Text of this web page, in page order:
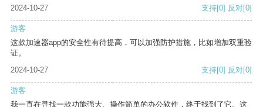
2024-10-27
支持[0] 反对[0]
游客
这款加速器app的安全性有待提高，可以加强防护措施，比如增加双重验
证。
2024-10-27
支持[0] 反对[0]
游客
我一直在寻找一款功能强大、操作简单的办公软件，终于找到了它。这